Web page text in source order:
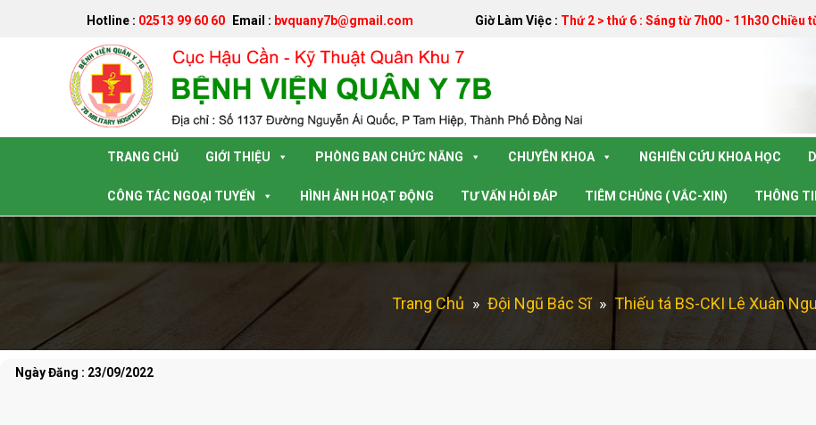
Hotline : 02513 99 60 60 Email : bvquany7b@gmail.com Giờ Làm Việc : Thứ 2 > thứ 6 : Sáng từ 7h00 - 11h30 Chiều
TRANG CHỦ GIỚI THIỆU PHÒNG BAN CHỨC NĂNG CHUYÊN KHOA NGHIÊN CỨU KHOA HỌC
CÔNG TÁC NGOẠI TUYẾN HÌNH ẢNH HOẠT ĐỘNG TƯ VẤN HỎI ĐÁP TIÊM CHỦNG ( VẮC-XIN) THÔNG
Trang Chủ » Đội Ngũ Bác Sĩ » Thiếu tá BS-CKI Lê Xuân
Ngày Đăng : 23/09/2022
Đã kết nối EMC